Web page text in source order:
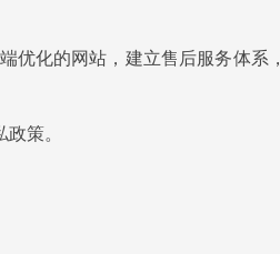
优化的网站，建立售后服务体系
策。